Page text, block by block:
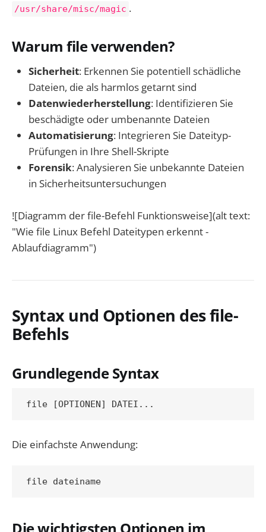
/usr/share/misc/magic .
Warum file verwenden?
Sicherheit: Erkennen Sie potentiell schädliche
Dateien, die als harmlos getarnt sind
Datenwiederherstellung: Identifizieren Sie
beschädigte oder umbenannte Dateien
Automatisierung: Integrieren Sie Dateityp-
Prüfungen in Ihre Shell-Skripte
Forensik: Analysieren Sie unbekannte Dateien
in Sicherheitsuntersuchungen
![Diagramm der file-Befehl Funktionsweise](alt text:
"Wie file Linux Befehl Dateitypen erkennt -
Ablaufdiagramm")
Syntax und Optionen des file-
Befehls
Grundlegende Syntax
Die einfachste Anwendung:
Die wichtigsten Optionen im